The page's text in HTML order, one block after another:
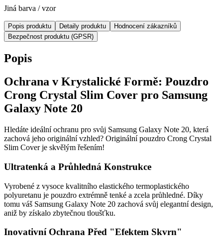
Jiná barva / vzor
Popis produktu Detaily produktu
Hodnocení zákazníků
Bezpečnost produktu (GPSR)
Popis
Ochrana v Krystalické Formě: Pouzdro
Crong Crystal Slim Cover pro Samsung
Galaxy Note 20
Hledáte ideální ochranu pro svůj Samsung Galaxy Note 20, která
zachová jeho originální vzhled? Originální pouzdro Crong Crystal
Slim Cover je skvělým řešením!
Ultratenká a Průhledná Konstrukce
Vyrobené z vysoce kvalitního elastického termoplastického
polyuretanu je pouzdro extrémně tenké a zcela průhledné. Díky
tomu váš Samsung Galaxy Note 20 zachová svůj elegantní design,
aniž by získalo zbytečnou tloušťku.
Inovativní Ochrana Před "Efektem Skvrn"